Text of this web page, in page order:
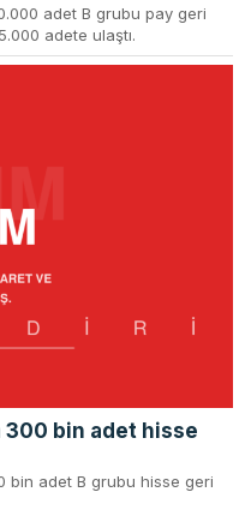
adet B grubu pay geri
adete ulaştı.
300 bin adet hisse
bin adet B grubu hisse geri